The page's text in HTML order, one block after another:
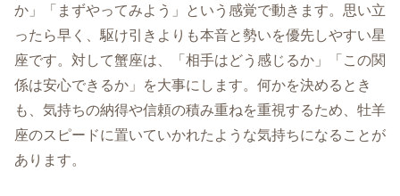
か」「まずやってみよう」という感覚で動きます。思い立
ったら早く、駆け引きよりも本音と勢いを優先しやすい星
座です。対して蟹座は、「相手はどう感じるか」「この関
係は安心できるか」を大事にします。何かを決めるとき
も、気持ちの納得や信頼の積み重ねを重視するため、牡羊
座のスピードに置いていかれたような気持ちになることが
あります。